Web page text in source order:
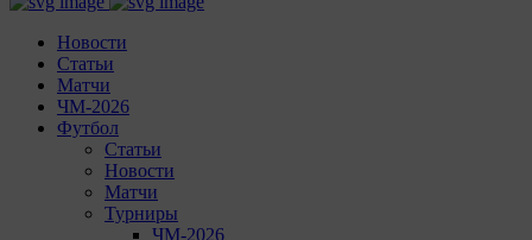
Новости
Статьи
Матчи
ЧМ-2026
Футбол
Статьи
Новости
Матчи
Турниры
ЧМ-2026